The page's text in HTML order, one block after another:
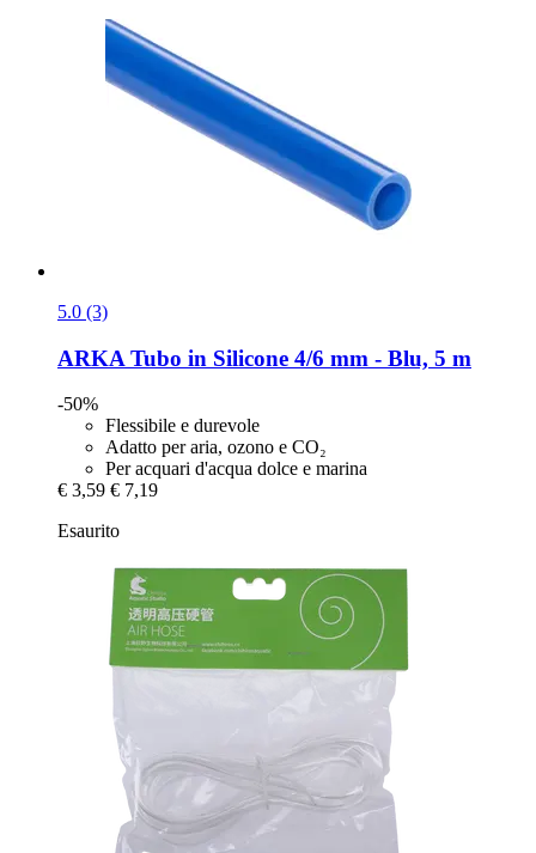
5.0 (3)
ARKA Tubo in Silicone 4/6 mm -​ Blu, 5 m
-50%
Flessibile e durevole
Adatto per aria, ozono e CO₂
Per acquari d'acqua dolce e marina
€ 3,59 € 7,19
Esaurito